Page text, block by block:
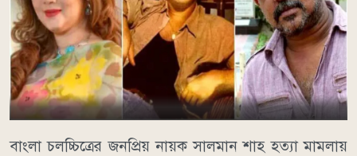
বাংলা চলচ্চিত্রের জনপ্রিয় নায়ক সালমান শাহ হত্যা মামলায়